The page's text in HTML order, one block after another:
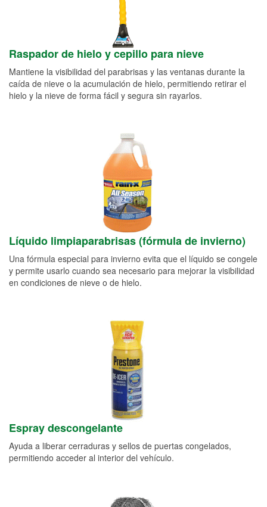
Raspador de hielo y cepillo para nieve
Mantiene la visibilidad del parabrisas y las ventanas durante la
caída de nieve o la acumulación de hielo, permitiendo retirar el
hielo y la nieve de forma fácil y segura sin rayarlos.
Líquido limpiaparabrisas (fórmula de invierno)
Una fórmula especial para invierno evita que el líquido se congele
y permite usarlo cuando sea necesario para mejorar la visibilidad
en condiciones de nieve o de hielo.
Espray descongelante
Ayuda a liberar cerraduras y sellos de puertas congelados,
permitiendo acceder al interior del vehículo.